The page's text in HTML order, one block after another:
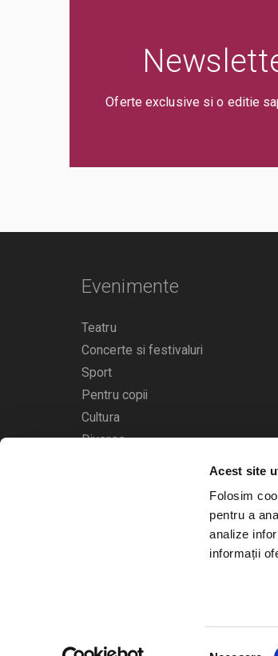
Acest site
Folosim
pentru a
analize
informații
Oferte exclusive si o editie
Evenimente
Teatru
Concerte si festivaluri
Sport
Pentru copii
Cultura
Diverse
Calendarul evenimentelor
Bilete.ro
A.N.P.C.
O.D.R.